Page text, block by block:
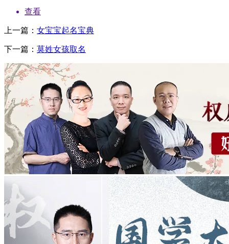
查看
上一篇： 女宝宝起名宝典
下一篇： 莫姓女孩取名